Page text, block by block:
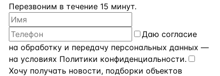
Перезвоним в течение 15 минут.
Даю согласие
на обработку и передачу персональных данных —
на условиях Политики конфиденциальности.
Хочу получать новости, подборки объектов